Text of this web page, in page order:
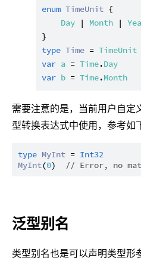
enum TimeUnit {
Day | Month |
type Time = TimeUnit
var a = Time.Day
var b = Time.Month
需要注意的是，当前用户自定
型转换表达式中使用，参考如
type MyInt = Int32
MyInt(0) // Error, no
泛型别名
类型别名也是可以声明类型形